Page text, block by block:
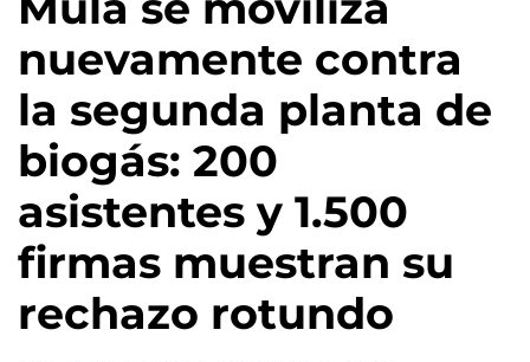
nuevamente contra
la segunda planta de
biogás: 200
asistentes y 1.500
firmas muestran su
rechazo rotundo